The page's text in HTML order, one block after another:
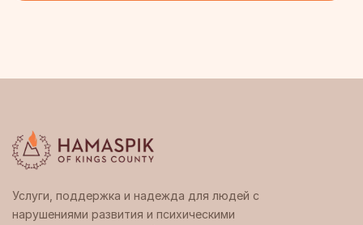
Услуги, поддержка и надежда для людей с
нарушениями развития и психическими